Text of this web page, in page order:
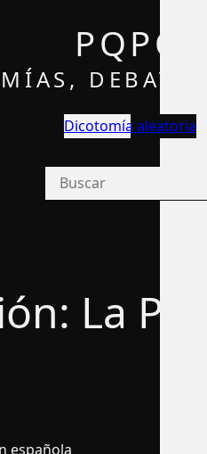
PQPQ
Dicotomía aleatoria
La
española